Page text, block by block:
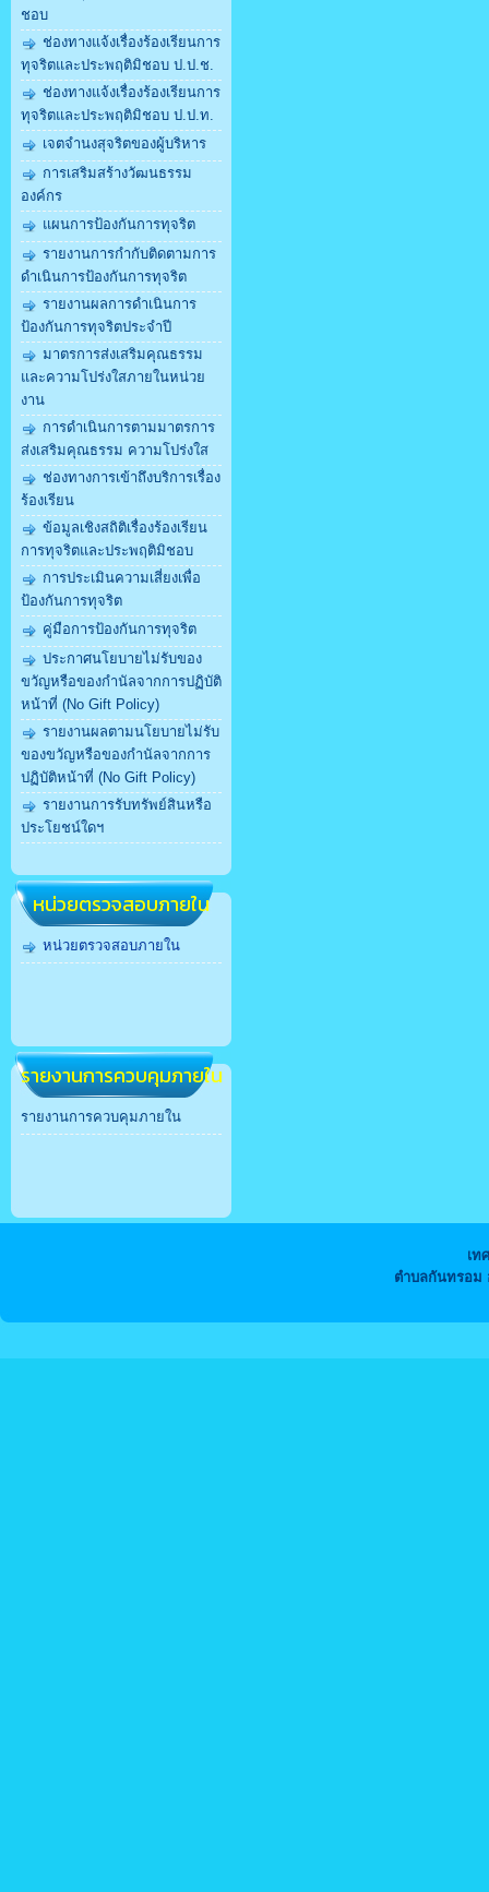
ชอบ
ช่องทางแจ้งเรื่องร้องเรียนการ
ทุจริตและประพฤติมิชอบ ป.ป.ช.
ช่องทางแจ้งเรื่องร้องเรียนการ
ทุจริตและประพฤติมิชอบ ป.ป.ท.
เจตจำนงสุจริตของผู้บริหาร
การเสริมสร้างวัฒนธรรม
องค์กร
แผนการป้องกันการทุจริต
รายงานการกำกับติดตามการ
ดำเนินการป้องกันการทุจริต
รายงานผลการดำเนินการ
ป้องกันการทุจริตประจำปี
มาตรการส่งเสริมคุณธรรม
และความโปร่งใสภายในหน่วย
งาน
การดำเนินการตามมาตรการ
ส่งเสริมคุณธรรม ความโปร่งใส
ช่องทางการเข้าถึงบริการเรื่อง
ร้องเรียน
ข้อมูลเชิงสถิติเรื่องร้องเรียน
การทุจริตและประพฤติมิชอบ
การประเมินความเสี่ยงเพื่อ
ป้องกันการทุจริต
คู่มือการป้องกันการทุจริต
ประกาศนโยบายไม่รับของ
ขวัญหรือของกำนัลจากการปฏิบัติ
หน้าที่ (No Gift Policy)
รายงานผลตามนโยบายไม่รับ
ของขวัญหรือของกำนัลจากการ
ปฏิบัติหน้าที่ (No Gift Policy)
รายงานการรับทรัพย์สินหรือ
ประโยชน์ใดฯ
หน่วยตรวจสอบภายใน
หน่วยตรวจสอบภายใน
รายงานการควบคุมภายใน
รายงานการควบคุมภายใน
เท
ตำบลกันทรอม